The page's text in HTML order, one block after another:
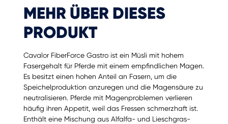
MEHR ÜBER DIESES
PRODUKT
Cavalor FiberForce Gastro ist ein Müsli mit hohem
Fasergehalt für Pferde mit einem empfindlichen Magen.
Es besitzt einen hohen Anteil an Fasern, um die
Speichelproduktion anzuregen und die Magensäure zu
neutralisieren. Pferde mit Magenproblemen verlieren
häufig ihren Appetit, weil das Fressen schmerzhaft ist.
Enthält eine Mischung aus Alfalfa- und Lieschgras-